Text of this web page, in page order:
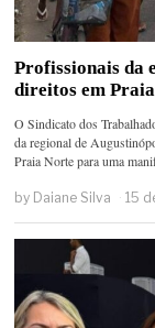
Profissionais da
direitos em
O Sindicato dos
da regional de
Praia Norte para uma
by Daiane Silva 15